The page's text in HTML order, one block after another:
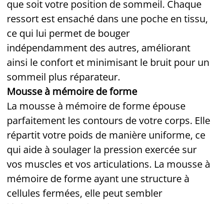
que soit votre position de sommeil. Chaque
ressort est ensaché dans une poche en tissu,
ce qui lui permet de bouger
indépendamment des autres, améliorant
ainsi le confort et minimisant le bruit pour un
sommeil plus réparateur.
Mousse à mémoire de forme
La mousse à mémoire de forme épouse
parfaitement les contours de votre corps. Elle
répartit votre poids de manière uniforme, ce
qui aide à soulager la pression exercée sur
vos muscles et vos articulations. La mousse à
mémoire de forme ayant une structure à
cellules fermées, elle peut sembler